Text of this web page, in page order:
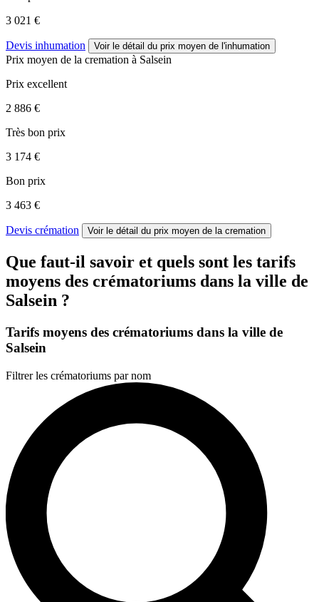
3 021 €
Devis inhumation Voir le détail du prix moyen de l'inhumation
Prix moyen de la cremation à Salsein
Prix excellent
2 886 €
Très bon prix
3 174 €
Bon prix
3 463 €
Devis crémation Voir le détail du prix moyen de la cremation
Que faut-il savoir et quels sont les tarifs
moyens des crématoriums dans la ville de
Salsein ?
Tarifs moyens des crématoriums dans la ville de
Salsein
Filtrer les crématoriums par nom